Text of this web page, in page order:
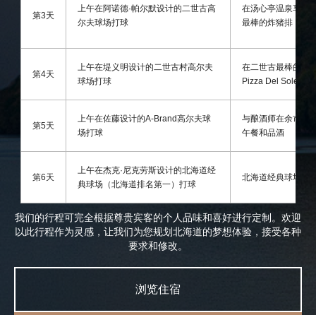
第3天
上午在阿诺德·帕尔默设计的二世古高
尔夫球场打球
在汤心亭温泉享用
最棒的炸猪排
第4天
上午在堤义明设计的二世古村高尔夫
球场打球
在二世古最棒的披
Pizza Del Sole大
第5天
上午在佐藤设计的A-Brand高尔夫球
场打球
与酿酒师在余市酒
午餐和品酒
第6天
上午在杰克·尼克劳斯设计的北海道经
典球场（北海道排名第一）打球
北海道经典球场午
我们的行程可完全根据尊贵宾客的个人品味和喜好进行定制。欢迎
以此行程作为灵感，让我们为您规划北海道的梦想体验，接受各种
要求和修改。
浏览住宿